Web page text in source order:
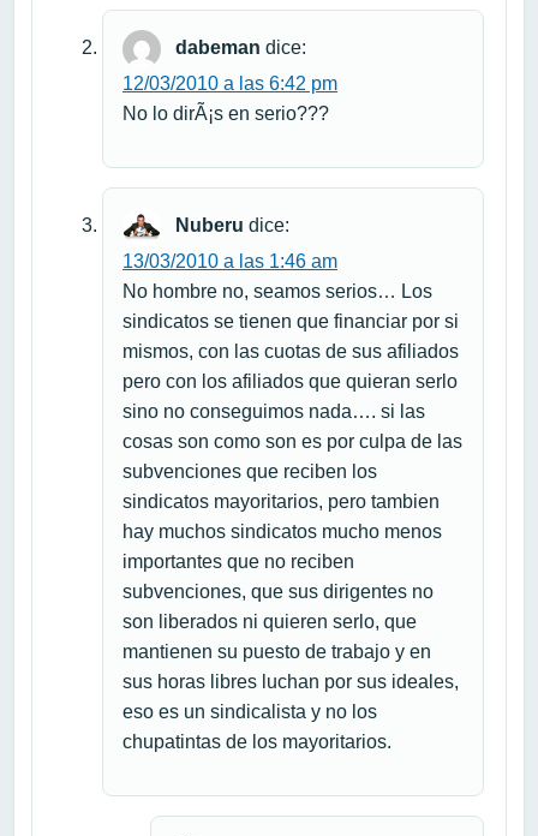
dabeman dice:
12/03/2010 a las 6:42 pm
No lo dirÃ¡s en serio???
Nuberu dice:
13/03/2010 a las 1:46 am
No hombre no, seamos serios… Los
sindicatos se tienen que financiar por si
mismos, con las cuotas de sus afiliados
pero con los afiliados que quieran serlo
sino no conseguimos nada…. si las
cosas son como son es por culpa de las
subvenciones que reciben los
sindicatos mayoritarios, pero tambien
hay muchos sindicatos mucho menos
importantes que no reciben
subvenciones, que sus dirigentes no
son liberados ni quieren serlo, que
mantienen su puesto de trabajo y en
sus horas libres luchan por sus ideales,
eso es un sindicalista y no los
chupatintas de los mayoritarios.